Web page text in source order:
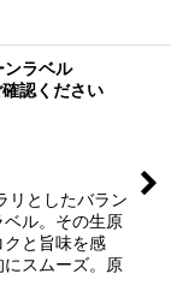
ラベル
認ください
リとしたバラン
ル。その生原
と旨味を感
にスムーズ。原